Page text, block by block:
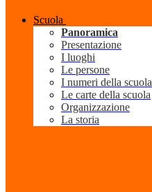
Scuola
Panoramica
Presentazione
I luoghi
Le persone
I numeri della scuola
Le carte della scuola
Organizzazione
La storia